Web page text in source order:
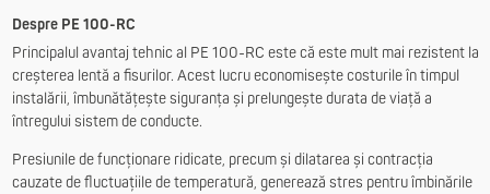
Despre PE 100-RC
Principalul avantaj tehnic al PE 100-RC este că este mult mai rezistent la
creșterea lentă a fisurilor. Acest lucru economisește costurile în timpul
instalării, îmbunătățește siguranța și prelungește durata de viață a
întregului sistem de conducte.
Presiunile de funcționare ridicate, precum și dilatarea și contracția
cauzate de fluctuațiile de temperatură, generează stres pentru îmbinările